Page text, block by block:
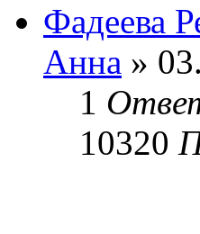
Фадеева
Анна »
1
10320